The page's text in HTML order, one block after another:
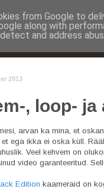
AVALEHT
2013
, loop- ja
arvan ka mina, et
et ega ikka ei oska küll.
Veel kehvem on
video garanteeritud.
Edition kaameraid on
from Google to
along with
and address